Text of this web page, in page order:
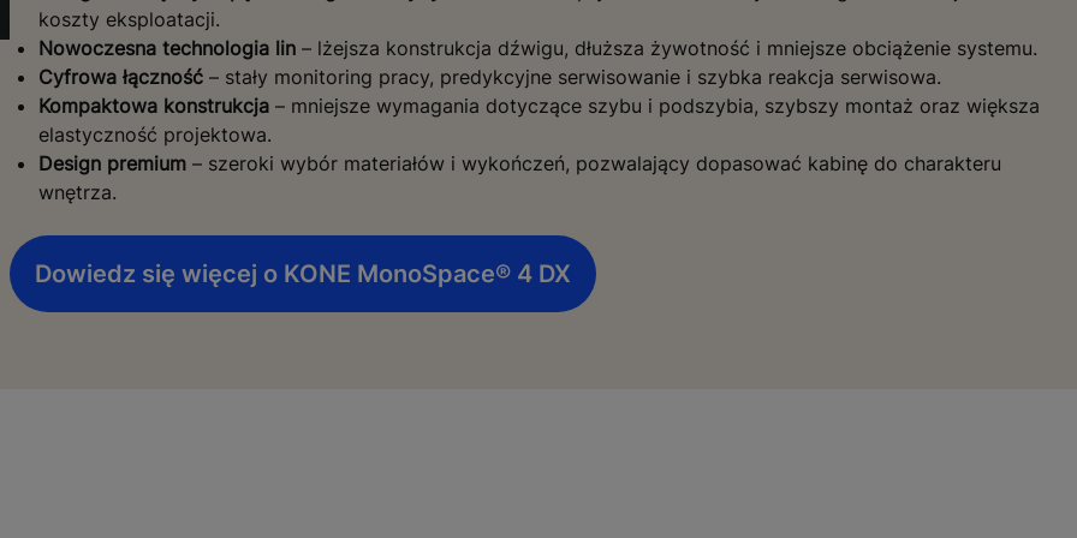
koszty eksploatacji.
Nowoczesna technologia lin – lżejsza konstrukcja dźwigu, dłuższa żywotność i mniejsze obciążenie systemu.
Cyfrowa łączność – stały monitoring pracy, predykcyjne serwisowanie i szybka reakcja serwisowa.
Kompaktowa konstrukcja – mniejsze wymagania dotyczące szybu i podszybia, szybszy montaż oraz większa
elastyczność projektowa.
Design premium – szeroki wybór materiałów i wykończeń, pozwalający dopasować kabinę do charakteru
wnętrza.
Dowiedz się więcej o KONE MonoSpace® 4 DX